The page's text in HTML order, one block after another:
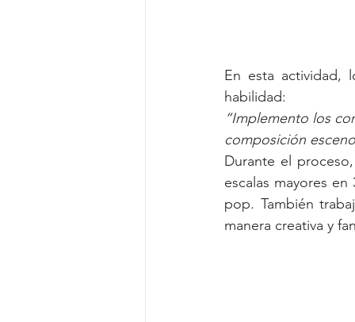
En esta actividad,
habilidad:
“Implemento los
composición
Durante el
escalas mayores
pop. También
manera creativa y